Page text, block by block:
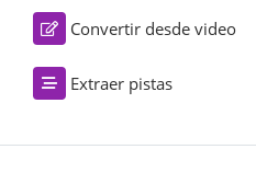
Convertir desde video
Extraer pistas